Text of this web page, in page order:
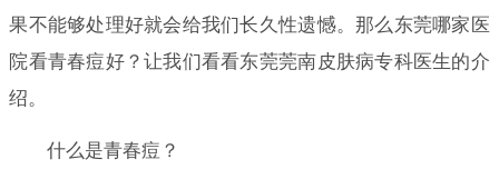
果不能够处理好就会给我们长久性遗憾。那么东莞哪家医
院看青春痘好？让我们看看东莞莞南皮肤病专科医生的介
绍。
什么是青春痘？